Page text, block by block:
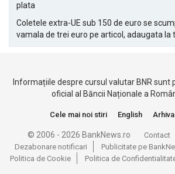
plata
Coletele extra-UE sub 150 de euro se
vamala de trei euro pe articol, adaugata la
Informațiile despre cursul valutar BNR sunt
oficial al Băncii Naționale a
Cele mai noi stiri English Arhiva
© 2006 - 2026 BankNews.ro Contact
Dezabonare notificari
Publicitate pe
Politica de Cookie
Politica de